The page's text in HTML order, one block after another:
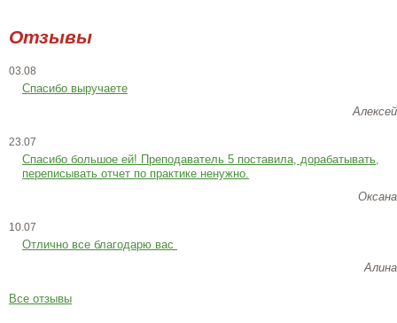
Отзывы
03.08
Спасибо выручаете
Алексей
23.07
Cпасибо большое ей! Преподаватель 5 поставила, дорабатывать,
переписывать отчет по практике ненужно.
Оксана
10.07
Отлично все благодарю вас
Алина
Все отзывы